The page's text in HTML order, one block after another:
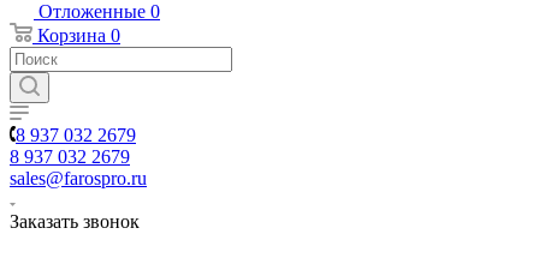
Отложенные 0
Корзина 0
8 937 032 2679
8 937 032 2679
sales@farospro.ru
Заказать звонок